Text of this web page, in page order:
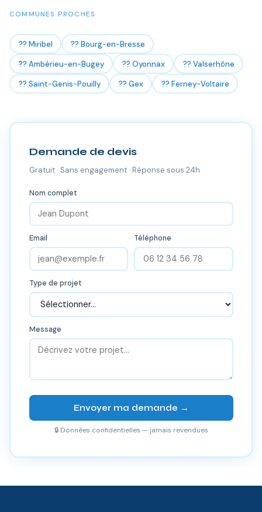
COMMUNES PROCHES
?? Miribel
?? Bourg-en-Bresse
?? Ambérieu-en-Bugey
?? Oyonnax
?? Valserhône
?? Saint-Genis-Pouilly
?? Gex ?? Ferney-Voltaire
Demande de devis
Gratuit · Sans engagement · Réponse sous 24h
Nom complet
Email Téléphone
Type de projet
Message
Envoyer ma demande →
🔒 Données confidentielles — jamais revendues